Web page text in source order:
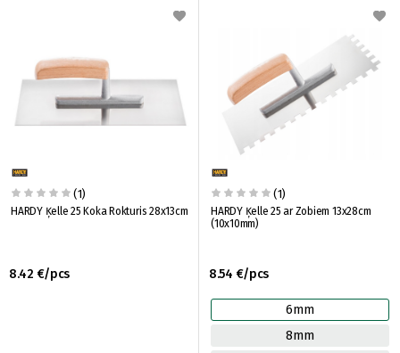
(1)
HARDY Ķelle 25 Koka Rokturis 28x13cm
8.42 €/pcs
(1)
HARDY Ķelle 25 ar Zobiem 13x28cm
(10x10mm)
8.54 €/pcs
6mm
8mm